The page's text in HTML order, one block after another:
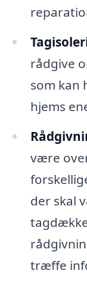
rådgive
som kan
hjems
være
der skal
træffe